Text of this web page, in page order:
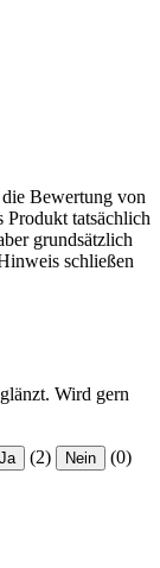
Bewertung von
Produkt tatsächlich
grundsätzlich
schließen
Wird gern
Ja (2) Nein (0)